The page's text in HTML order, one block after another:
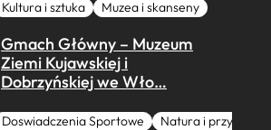
Kultura i sztuka Muzea i skanseny
Gmach Główny – Muzeum
Ziemi Kujawskiej i
Dobrzyńskiej we Wło…
Doswiadczenia Sportowe Natura i przygoda